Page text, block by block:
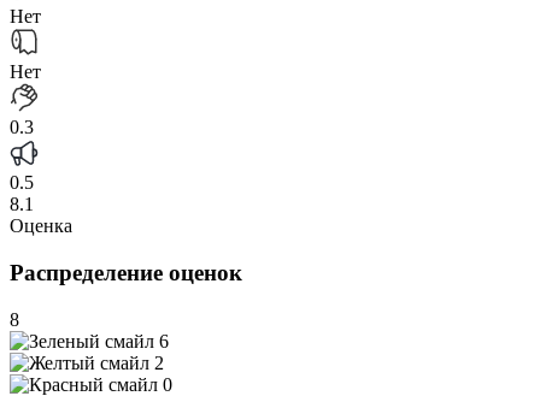
Нет
Нет
0.3
0.5
8.1
Оценка
Распределение оценок
8
6
2
0